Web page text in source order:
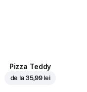
Pizza Teddy
de la 35,99 lei